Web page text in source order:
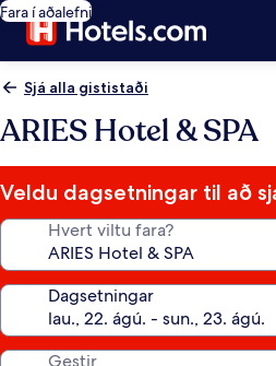
Fara í aðalefni
Sjá alla gististaði
ARIES Hotel & SPA
Veldu dagsetningar til að
Hvert viltu fara?
Dagsetningar
Gestir